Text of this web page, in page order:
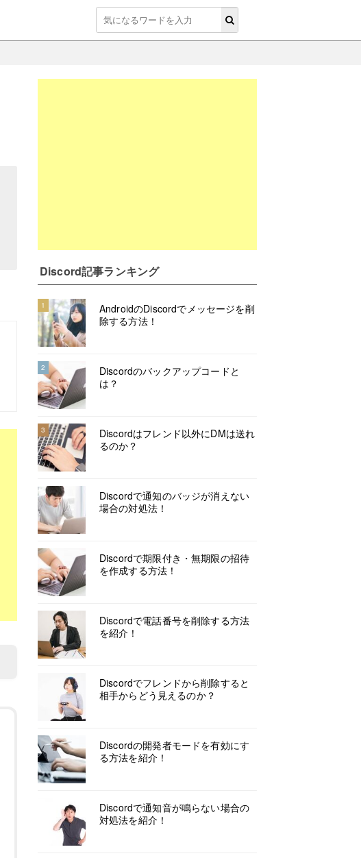
Discord記事ランキング
1
AndroidのDiscordでメッセージを削
除する方法！
2
Discordのバックアップコードと
は？
3
Discordはフレンド以外にDMは送れ
るのか？
Discordで通知のバッジが消えない
場合の対処法！
Discordで期限付き・無期限の招待
を作成する方法！
Discordで電話番号を削除する方法
を紹介！
Discordでフレンドから削除すると
相手からどう見えるのか？
Discordの開発者モードを有効にす
る方法を紹介！
Discordで通知音が鳴らない場合の
対処法を紹介！